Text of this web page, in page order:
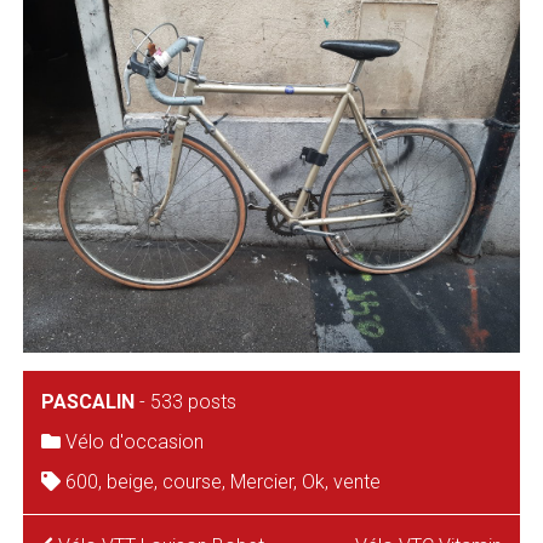
PASCALIN- 533 posts
Vélo d'occasion
600, beige, course, Mercier, Ok, vente